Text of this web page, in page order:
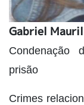
Gabriel
Condenação
prisão
Crimes